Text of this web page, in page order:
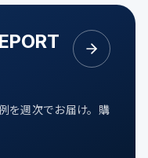
を週次でお届け。購